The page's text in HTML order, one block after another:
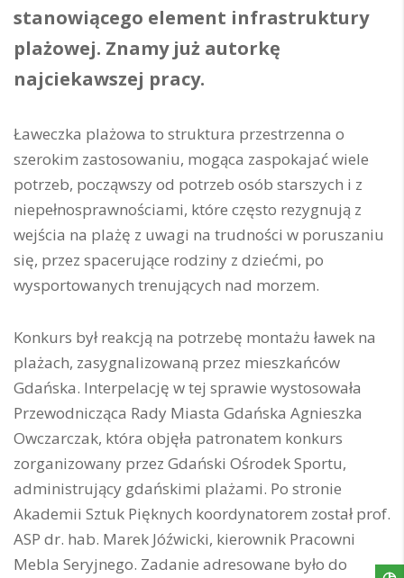
stanowiącego element infrastruktury
plażowej. Znamy już autorkę
najciekawszej pracy.
Ławeczka plażowa to struktura przestrzenna o
szerokim zastosowaniu, mogąca zaspokajać wiele
potrzeb, począwszy od potrzeb osób starszych i z
niepełnosprawnościami, które często rezygnują z
wejścia na plażę z uwagi na trudności w poruszaniu
się, przez spacerujące rodziny z dziećmi, po
wysportowanych trenujących nad morzem.
Konkurs był reakcją na potrzebę montażu ławek na
plażach, zasygnalizowaną przez mieszkańców
Gdańska. Interpelację w tej sprawie wystosowała
Przewodnicząca Rady Miasta Gdańska Agnieszka
Owczarczak, która objęła patronatem konkurs
zorganizowany przez Gdański Ośrodek Sportu,
administrujący gdańskimi plażami. Po stronie
Akademii Sztuk Pięknych koordynatorem został prof.
ASP dr. hab. Marek Jóźwicki, kierownik Pracowni
Mebla Seryjnego. Zadanie adresowane było do